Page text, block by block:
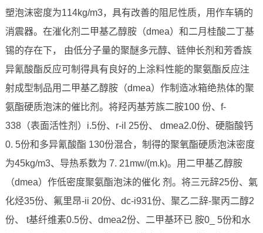
塑泡沫密度为114kg/m3，具有改善的阻尼性质，用作车辆的
消震器。在漼化剂二甲基乙醇胺（dmea）和二月桂酸二丁基
锡的存在下， 由低分子量的聚醚多元醇、链伸长剂和芳香族
异氰酸酯反应可制得具有良好的上涂料性能的聚氨酯反应注
射成型制品用二甲基乙醇胺（dmea）作制造冰箱绝热体的聚
氨酯硬质泡沫的催比剂。将羟丙基芳族二胺100 份、f-
338（表面活性剂）i.5份、r-il 25份、 dmea2.0份、硬脂酸钙
0. 5份和多异氰酸酯 130份混合，制得的聚氧酯硬质泡沫密度
为45kg/m3、导热系数为 7. 21mw/(m.k)。用二甲基乙醇胺
（dmea）作低密度聚氨酯泡沬的催化 剂。将三元辞25份、氣
化烃35份、氟里昂-ii 20份、dc-i931份、聚乙二辞-聚丙二醇2
份、 t基纤维素0.5份、dmea2份、二甲基环已 胺0_ 5份和水